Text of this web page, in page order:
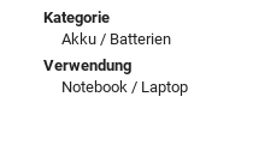
Kategorie
Akku / Batterien
Verwendung
Notebook / Laptop